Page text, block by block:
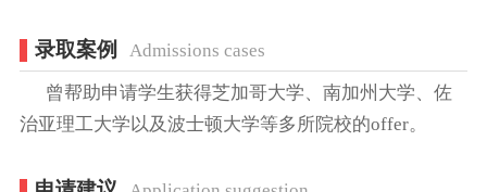
录取案例 Admissions cases
曾帮助申请学生获得芝加哥大学、南加州大学、佐
治亚理工大学以及波士顿大学等多所院校的offer。